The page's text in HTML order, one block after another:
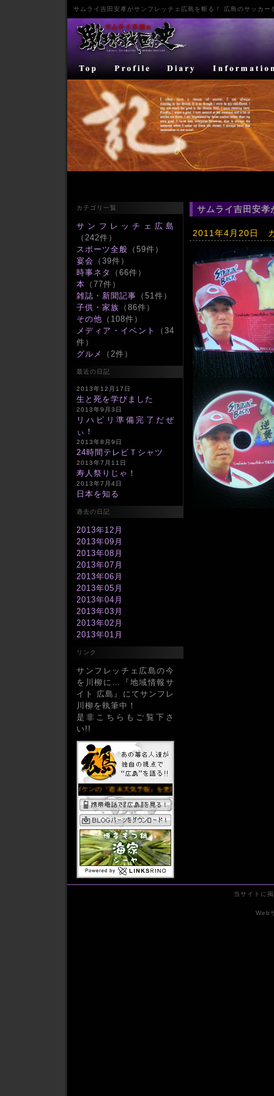
サムライ 吉田安孝がサンフレッチェ広島 を斬る！ 広島のサッカ
カテゴリ一覧
サンフレッチェ広島
（242件）
スポーツ全般 （59件）
宴会
（39件）
時事ネタ
（66件）
本 （77件）
雑誌・新聞記事 （51件）
子供・家族 （86件）
その他 （108件）
メディア・イベント
（34
件）
グルメ
（2件）
最近の日記
2013年12月17日
生と死を学びました
2013年9月3日
リハビリ準備完了だぜ
ぃ！
2013年8月9日
24時間テレビＴシャツ
2013年7月11日
寿人祭りじゃ！
2013年7月4日
日本を知る
過去の日記
2013年12月
2013年09月
2013年08月
2013年07月
2013年06月
2013年05月
2013年04月
2013年03月
2013年02月
2013年01月
2012年11月
2012年10月
2012年09月
2012年08月
2012年07月
2012年06月
2012年05月
2012年04月
2012年03月
2012年02月
2012年01月
2011年12月
2011年11月
2011年10月
2011年09月
2011年08月
2011年07月
2011年06月
2011年05月
2011年04月
リンク
サンフレッチェ広島の今
を川柳に…『地域情報サ
イト 広島』にてサンフレ
川柳を執筆中！
是非こちらもご覧下さ
い!!
サムライ吉田安孝
2011年4月20日
当サイトに
Web